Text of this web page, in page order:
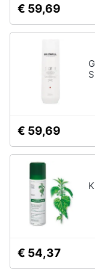
€ 59,69
€ 59,69
€ 54,37